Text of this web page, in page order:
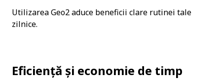
Utilizarea Geo2 aduce beneficii clare rutinei tale
zilnice.
Eficiență și economie de timp